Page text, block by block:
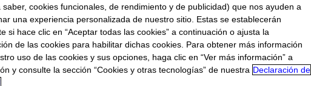
saber, cookies funcionales, de rendimiento y de publicidad) que nos ayuden a
una experiencia personalizada de nuestro sitio. Estas se establecerán
si hace clic en “Aceptar todas las cookies” a continuación o ajusta la
de las cookies para habilitar dichas cookies. Para obtener más información
uso de las cookies y sus opciones, haga clic en “Ver más información” a
y consulte la sección “Cookies y otras tecnologías” de nuestra Declaración de